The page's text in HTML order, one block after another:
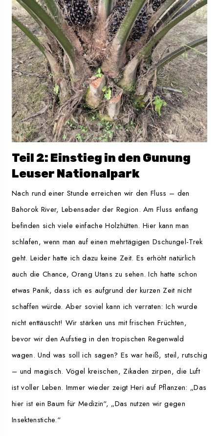
Teil 2: Einstieg in den Gunung
Leuser Nationalpark
Nach rund einer Stunde erreichen wir den Fluss – den
Bahorok River, Lebensader der Region. Am Fluss entlang
befinden sich viele einfache Holzhütten. Hier kann man
schlafen, wenn man auf einen mehrtägigen Dschungel-Trek
geht. Leider hatte ich dazu keine Zeit. Es erhöht natürlich
auch die Chance, Orang Utans zu sehen. Ich hatte schon
etwas Panik, dass ich es aufgrund der kurzen Zeit nicht
schaffen würde. Aber soviel kann ich verraten: Ich wurde
nicht enttäuscht! Wir stärken uns mit frischen Früchten,
bevor wir den Aufstieg in den tropischen Regenwald
wagen. Und was soll ich sagen? Es war heiß, steil, rutschig
– und magisch. Vögel kreischen, Zikaden zirpen, die Luft
ist voller Leben. Immer wieder zeigt Heri auf Pflanzen: „Das
hier ist ein Baum für Medizin“, „Das nutzen wir gegen
Insektenstiche.“